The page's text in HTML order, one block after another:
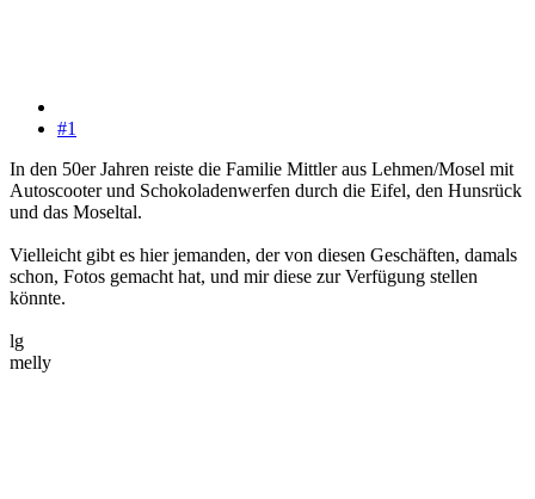
#1
In den 50er Jahren reiste die Familie Mittler aus Lehmen/Mosel mit
Autoscooter und Schokoladenwerfen durch die Eifel, den Hunsrück
und das Moseltal.
Vielleicht gibt es hier jemanden, der von diesen Geschäften, damals
schon, Fotos gemacht hat, und mir diese zur Verfügung stellen
könnte.
lg
melly